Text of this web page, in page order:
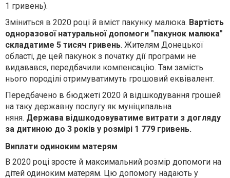
1 гривень).
Зміниться в 2020 році й вміст пакунку малюка. Вартість
одноразової натуральної допомоги "пакунок малюка"
складатиме 5 тисяч гривень. Жителям Донецької
області, де цей пакунок з початку дії програми не
видавався, передбачили компенсацію. Там замість
нього породілі отримуватимуть грошовий еквівалент.
Передбачено в бюджеті 2020 й відшкодування грошей
на таку державну послугу як муніципальна
няня. Держава відшкодовуватиме витрати з догляду
за дитиною до 3 років у розмірі 1 779 гривень.
Виплати одиноким матерям
В 2020 році зросте й максимальний розмір допомоги на
дітей одиноким матерям. Цю допомогу надають у